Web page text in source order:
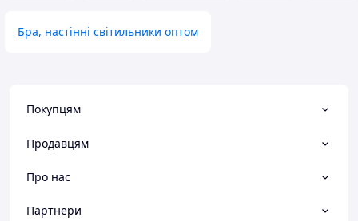
Бра, настінні світильники оптом
Покупцям
Продавцям
Про нас
Партнери